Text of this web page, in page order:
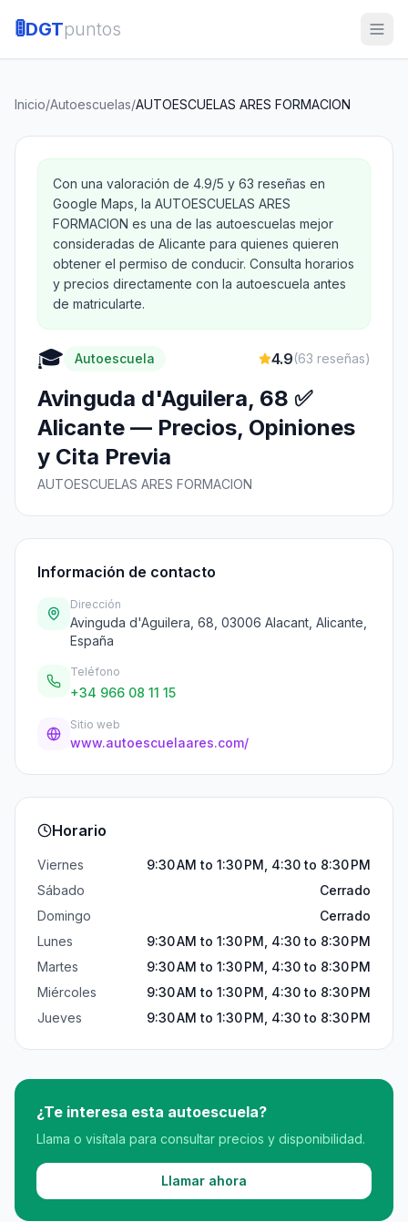
🚦DGTpuntos
Inicio/Autoescuelas/AUTOESCUELAS ARES FORMACION
Con una valoración de 4.9/5 y 63 reseñas en
Google Maps, la AUTOESCUELAS ARES
FORMACION es una de las autoescuelas mejor
consideradas de Alicante para quienes quieren
obtener el permiso de conducir. Consulta horarios
y precios directamente con la autoescuela antes
de matricularte.
🎓 Autoescuela 4.9(63 reseñas)
Avinguda d'Aguilera, 68 ✅
Alicante — Precios, Opiniones
y Cita Previa
AUTOESCUELAS ARES FORMACION
Información de contacto
Dirección
Avinguda d'Aguilera, 68, 03006 Alacant, Alicante,
España
Teléfono
+34 966 08 11 15
Sitio web
www.autoescuelaares.com/
Horario
Viernes
9:30 AM to 1:30 PM, 4:30 to 8:30 PM
Sábado
Cerrado
Domingo
Cerrado
Lunes
9:30 AM to 1:30 PM, 4:30 to 8:30 PM
Martes
9:30 AM to 1:30 PM, 4:30 to 8:30 PM
Miércoles
9:30 AM to 1:30 PM, 4:30 to 8:30 PM
Jueves
9:30 AM to 1:30 PM, 4:30 to 8:30 PM
¿Te interesa esta autoescuela?
Llama o visítala para consultar precios y disponibilidad.
Llamar ahora